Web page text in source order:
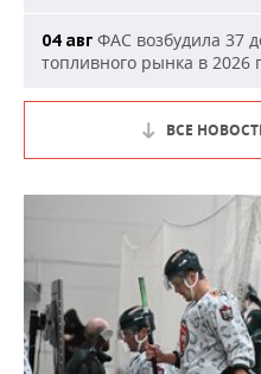
04 авг ФАС возбудила 37
топливного рынка в 2026
ВСЕ